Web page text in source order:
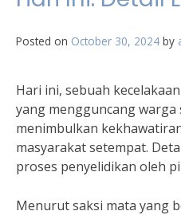
Posted on October 30, 2024 by
Hari ini, sebuah
yang mengguncang warga
menimbulkan
masyarakat setempat.
proses penyelidikan oleh
Menurut saksi mata yang